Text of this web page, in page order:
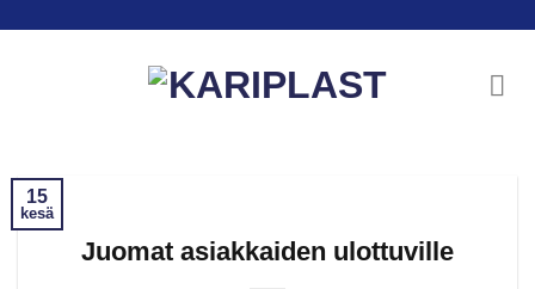
15
kesä
Juomat asiakkaiden ulottuville